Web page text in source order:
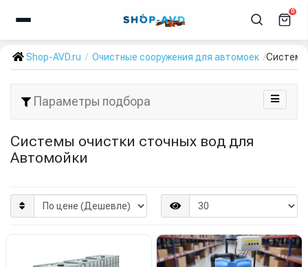
0
Shop-AVD.ru Очистные сооружения для автомоек Системы
Параметры подбора
Системы очистки сточных вод для
Автомойки